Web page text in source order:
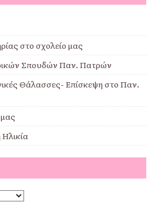
στο σχολείο μας
Σπουδών Παν. Πατρών
Θάλασσες- Επίσκεψη στο Παν.